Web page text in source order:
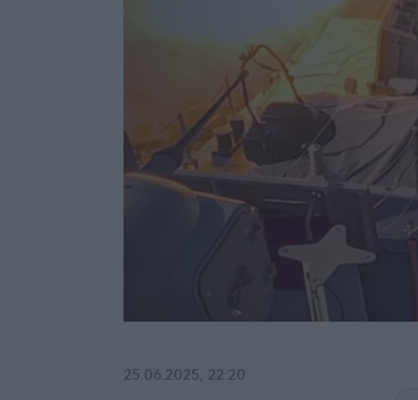
25.06.2025, 22:20